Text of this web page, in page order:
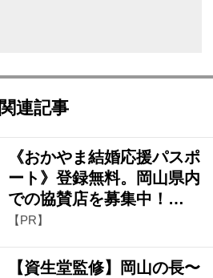
関連記事
《おかやま結婚応援パスポ
ート》登録無料。岡山県内
での協賛店を募集中！…
【PR】
【資生堂監修】岡山の長〜